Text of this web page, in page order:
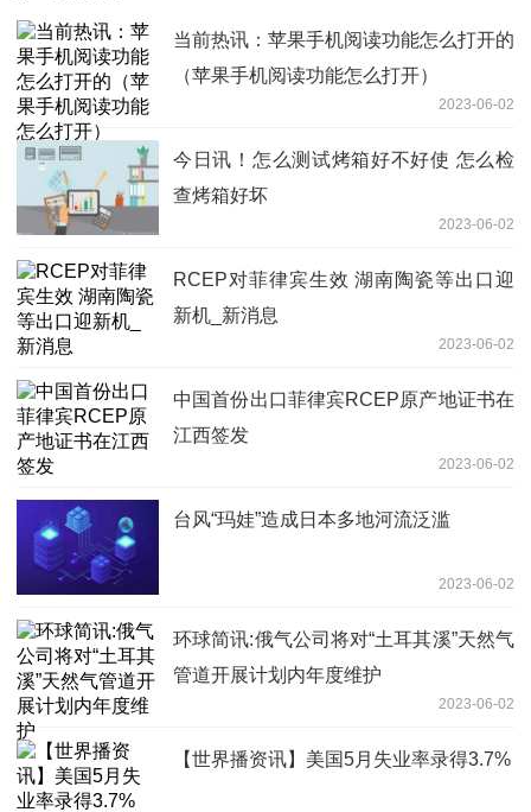
当前热讯：苹果手机阅读功能怎么打开的
（苹果手机阅读功能怎么打开）
2023-06-02
今日讯！怎么测试烤箱好不好使 怎么检
查烤箱好坏
2023-06-02
RCEP对菲律宾生效 湖南陶瓷等出口迎
新机_新消息
2023-06-02
中国首份出口菲律宾RCEP原产地证书在
江西签发
2023-06-02
台风“玛娃”造成日本多地河流泛滥
2023-06-02
环球简讯:俄气公司将对“土耳其溪”天然气
管道开展计划内年度维护
2023-06-02
【世界播资讯】美国5月失业率录得3.7%